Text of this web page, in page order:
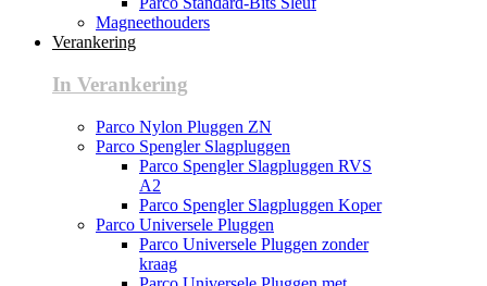
Magneethouders
Verankering
In Verankering
Parco Nylon Pluggen ZN
Parco Spengler Slagpluggen
Parco Spengler Slagpluggen RVS
A2
Parco Spengler Slagpluggen Koper
Parco Universele Pluggen
Parco Universele Pluggen zonder
kraag